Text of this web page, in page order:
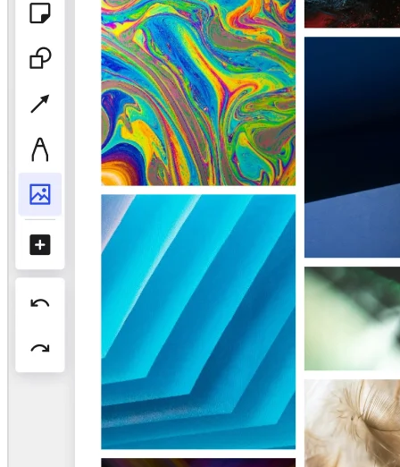
注目アイテム
AI プレイブックを見る
Miroverse をチェック
全般
ダイアグラム
ワークショップ
ブレインストーミング
マインドマップ
コンセプトマップ
フローチャート
特定用途
ロードマップ策定
プロセスマップ作成
技術設計・ドキュメント
プロトタイプとワイヤーフレーム
顧客ジャーニーマップ
リサーチ統合
Design Workshops
Planning & Delivery
目標の策定
組織づくり
ソリューション